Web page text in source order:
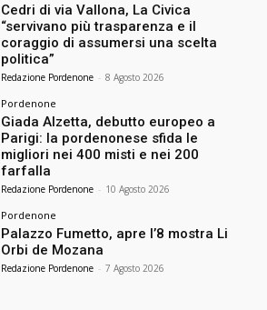
Cedri di via Vallona, La Civica
“servivano più trasparenza e il
coraggio di assumersi una scelta
politica”
Redazione Pordenone - 8 Agosto 2026
Pordenone
Giada Alzetta, debutto europeo a
Parigi: la pordenonese sfida le
migliori nei 400 misti e nei 200
farfalla
Redazione Pordenone - 10 Agosto 2026
Pordenone
Palazzo Fumetto, apre l’8 mostra Li
Orbi de Mozana
Redazione Pordenone - 7 Agosto 2026